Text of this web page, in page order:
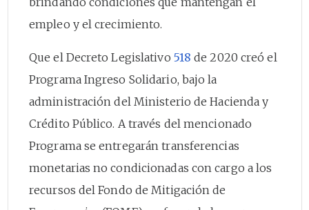
empleo y el crecimiento.
Que el Decreto Legislativo 518 de 2020 creó el
Programa Ingreso Solidario, bajo la
administración del Ministerio de Hacienda y
Crédito Público. A través del mencionado
Programa se entregarán transferencias
monetarias no condicionadas con cargo a los
recursos del Fondo de Mitigación de